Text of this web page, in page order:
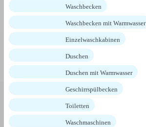
Waschbecken
Waschbecken mit Warmwasser
Einzelwaschkabinen
Duschen
Duschen mit Warmwasser
Geschirrspülbecken
Toiletten
Waschmaschinen